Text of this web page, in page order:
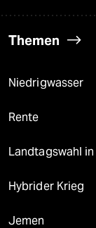
Themen
Niedrigwasser
Rente
Landtagswahl
Hybrider Krieg
Jemen